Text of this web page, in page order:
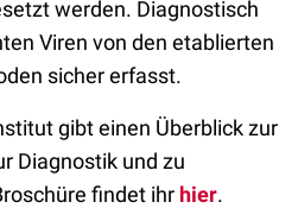
werden. Diagnostisch
Viren von den etablierten
sicher erfasst.
gibt einen Überblick zur
Diagnostik und zu
findet ihr hier.